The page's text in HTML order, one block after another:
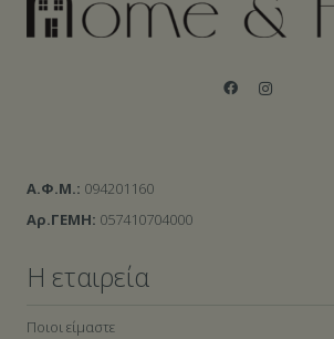
Α.Φ.Μ.: 094201160
Αρ.ΓΕΜΗ: 057410704000
Η εταιρεία
Ποιοι είμαστε